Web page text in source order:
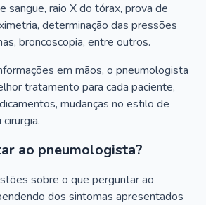
sangue, raio X do tórax, prova de
determinação das pressões
broncoscopia, entre outros.
em mãos, o pneumologista
tratamento para cada paciente,
mudanças no estilo de
ao pneumologista?
sobre o que perguntar ao
dos sintomas apresentados